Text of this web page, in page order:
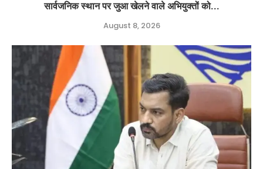
सार्वजनिक स्थान पर जुआ खेलने वाले अभियुक्तों को...
August 8, 2026